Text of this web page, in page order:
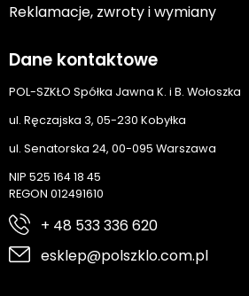
Reklamacje, zwroty i wymiany
Dane kontaktowe
POL-SZKŁO Spółka Jawna K. i B. Wołoszka
ul. Ręczajska 3, 05-230 Kobyłka
ul. Senatorska 24, 00-095 Warszawa
NIP 525 164 18 45
REGON 012491610
+ 48 533 336 620
esklep@polszklo.com.pl